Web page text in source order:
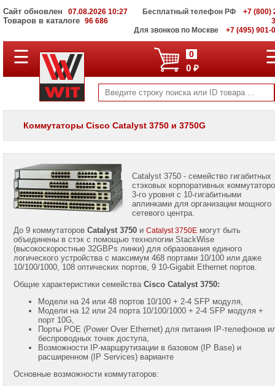
Сайт обновлен 07.08.2026 10:27
Товаров в каталоге 96 686
Бесплатный телефон РФ
+7 (800)
Для звонков по Москве
+7 (495) 901-
Оборудование
InfiniBand
Коммутаторы
Модульные
коммутаторы
Коммутаторы
Cisco
NEXUS
Маршрутизаторы
Cisco
Межсетевые
Cisco
Cisco
IP-
телефония
решения
Cisco
Гарантия
оборудование
☰ 0
0 ₽
Коммутаторы Cisco Catalyst 3750 и 3750G
Catalyst 3750 - семейство гигабитных
стэковых корпоративных
3-го уровня c 10-гигабитными
аплинками для организации мощного
сетевого центра.
До 9 коммутаторов Catalyst 3750и Catalyst 3750Eмогут быть
объединены в стэк с помощью технологии StackWise
(высокоскоростные 32GBPs линки) для образования единого
логического устройства с максимум 468 портами 10/100 или даже
10/100/1000, 108 оптических портов, 9 10-Gigabit Ethernet портов.
Общие характеристики семейства Cisco Catalyst 3750:
Модели на 24 или 48 портов 10/100 + 2-4 SFP модуля,
Модели на 12 или 24 порта 10/100/1000 + 2-4 SFP модуля +
порт 10G,
Порты POE (Power Over Ethernet) для питания IP-телефонов
беспроводных точек доступа,
Возможности IP-маршрутизации в базовом (IP Base) и
расширенном (IP Services) варианте
Основные возможности коммутаторов: